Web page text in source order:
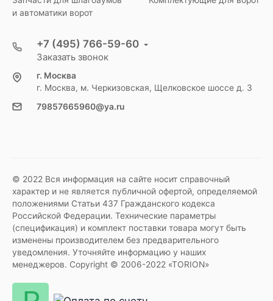
и автоматики ворот
+7 (495) 766-59-60
Заказать звонок
г. Москва
г. Москва, м. Черкизовская, Щелковское шоссе д. 3
79857665960@ya.ru
© 2022 Вся информация на сайте носит справочный
характер и не является публичной офертой, определяемой
положениями Статьи 437 Гражданского кодекса
Российской Федерации. Технические параметры
(спецификация) и комплект поставки товара могут быть
изменены производителем без предварительного
уведомления. Уточняйте информацию у наших
менеджеров. Copyright © 2006-2022 «TORION»